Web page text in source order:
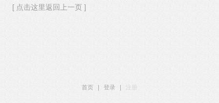
[ 点击这里返回上一页 ]
首页 登录 注册